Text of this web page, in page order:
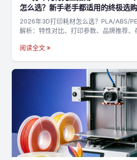
怎么选？新手老手都适用的终极选
2026年3D打印耗材怎么选？PLA/ABS/
解析：特性对比、打印参数、品牌推荐、
阅读全文 »